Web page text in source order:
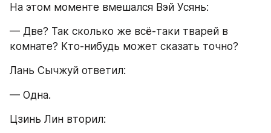
На этом моменте вмешался Вэй Усянь:
— Две? Так сколько же всё-таки тварей в
комнате? Кто-нибудь может сказать точно?
Лань Сычжуй ответил:
— Одна.
Цзинь Лин вторил: